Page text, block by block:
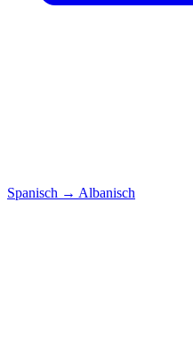
Spanisch → Albanisch